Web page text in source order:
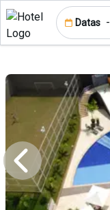
Datas -